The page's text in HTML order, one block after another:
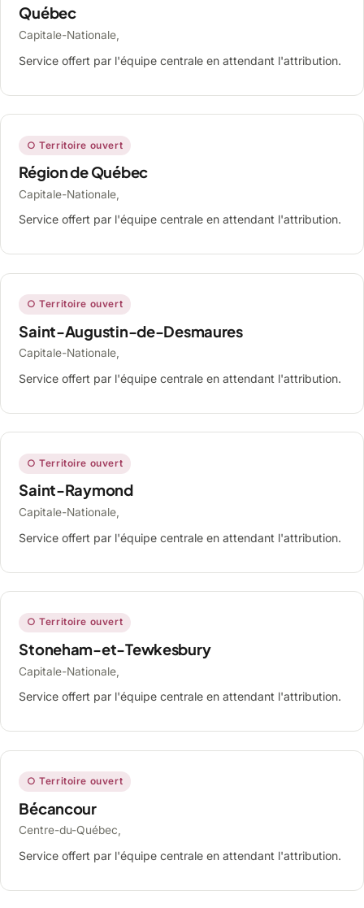
Québec
Capitale-Nationale,
Service offert par l'équipe centrale en attendant l'attribution.
○ Territoire ouvert
Région de Québec
Capitale-Nationale,
Service offert par l'équipe centrale en attendant l'attribution.
○ Territoire ouvert
Saint-Augustin-de-Desmaures
Capitale-Nationale,
Service offert par l'équipe centrale en attendant l'attribution.
○ Territoire ouvert
Saint-Raymond
Capitale-Nationale,
Service offert par l'équipe centrale en attendant l'attribution.
○ Territoire ouvert
Stoneham-et-Tewkesbury
Capitale-Nationale,
Service offert par l'équipe centrale en attendant l'attribution.
○ Territoire ouvert
Bécancour
Centre-du-Québec,
Service offert par l'équipe centrale en attendant l'attribution.